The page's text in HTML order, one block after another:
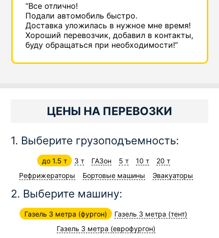
“Все отлично!
Подали автомобиль быстро.
Доставка уложилась в нужное мне время!
Хороший перевозчик, добавил в контакты,
буду обращаться при необходимости!”
ЦЕНЫ НА ПЕРЕВОЗКИ
1. Выберите грузоподъемность:
до 1.5 т 3 т ГАЗон 5 т 10 т
20 т
Рефрижераторы
Бортовые машины Эвакуаторы
2. Выберите машину:
Газель 3 метра (фургон)
Газель 3 метра (тент)
Газель 3 метра (еврофургон)